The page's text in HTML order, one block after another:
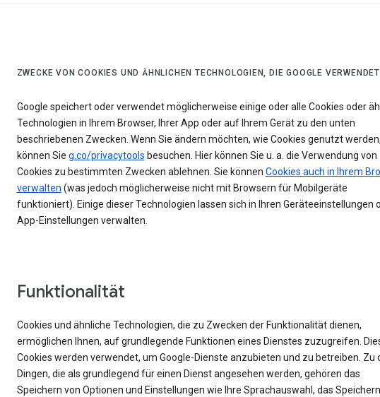
ZWECKE VON COOKIES UND ÄHNLICHEN TECHNOLOGIEN, DIE GOOGLE VERWENDET
Google speichert oder verwendet möglicherweise einige oder alle Cookies oder
Technologien in Ihrem Browser, Ihrer App oder auf Ihrem Gerät zu den unten
beschriebenen Zwecken. Wenn Sie ändern möchten, wie Cookies genutzt werden,
können Sie g.co/privacytools besuchen. Hier können Sie u. a. die Verwendung von
Cookies zu bestimmten Zwecken ablehnen. Sie können Cookies auch in Ihrem
verwalten (was jedoch möglicherweise nicht mit Browsern für Mobilgeräte
funktioniert). Einige dieser Technologien lassen sich in Ihren Geräteeinstellungen
App-Einstellungen verwalten.
Funktionalität
Cookies und ähnliche Technologien, die zu Zwecken der Funktionalität dienen,
ermöglichen Ihnen, auf grundlegende Funktionen eines Dienstes zuzugreifen.
Cookies werden verwendet, um Google-Dienste anzubieten und zu betreiben. Zu
Dingen, die als grundlegend für einen Dienst angesehen werden, gehören das
Speichern von Optionen und Einstellungen wie Ihre Sprachauswahl, das